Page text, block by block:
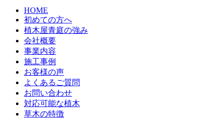
HOME
初めての方へ
植木屋青庭の強み
会社概要
事業内容
施工事例
お客様の声
よくあるご質問
お問い合わせ
対応可能な植木
草木の特徴